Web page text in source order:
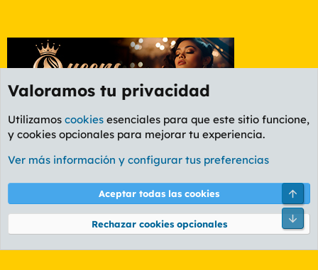
Etiquetas
Cookies
PL OLDSTYLE AMARILLO
Términos y reglas Política de privacidad Ayuda
Community platform by XenForo® © 2010-2026 XenForo Ltd.
Valoramos tu privacidad
Utilizamos cookies esenciales para que este sitio funcione,
y cookies opcionales para mejorar tu experiencia.
Ver más información y configurar tus preferencias
Aceptar todas las cookies
Rechazar cookies opcionales
Pie